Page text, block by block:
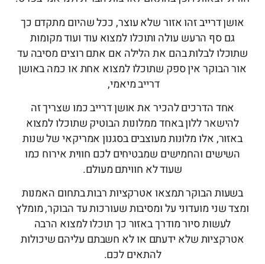
אושן דרייב זהו אזור שלא עוצר, ככל שהיום מתקדם כך
גם סף הרעש עולה ותוכלו למצוא עוד ועוד מקומות
שתוכלו לבלות בהם את הלילה אם אתם רוצים מסיבה עד
אור הבוקר אין ספק שתוכלו למצוא אחת או כמה באושן
דרייב מיאמי,
אחד הדרכים להכיר את אושן דרייב כמו שצריך זה
להישאר ללון באחד ממלונות הבוטיק שתוכלו למצוא
באזור, אלו מלונות מעוצבים בסגנון אמריקאי של שנות
השישים והחמישים שמבטיחים לכם חווית אירוח כמו
שעוד לא חוויתם מעולם.
בשעות הבוקר תמצאו אטרקציות רבות בתחום האמנות
ומצד שני מועדוני על ומסיבות שעורכות עד הבוקר, מומלץ
לעשות סיור מודרך באזור כך תוכלו למצוא הרבה
אטרקציות שלא ידעתם או לא חשבתם עליהם שיכולות
להתאים לכם.